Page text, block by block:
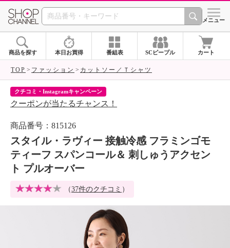
SHOP CHANNEL シメニュー
商品を探す 本日お買得 番組表 SCピープル カート
TOP ファッション カットソー／Ｔシャツ
クチコミ・Instagramキャンペーン
クーポンが当たるチャンス！
商品番号：815126
スタイル・ラヴィー 接触冷感 フラミンゴモ
ティーフ スパンコール＆ 刺しゅうアクセン
ト プルオーバー
（37件のクチコミ ）